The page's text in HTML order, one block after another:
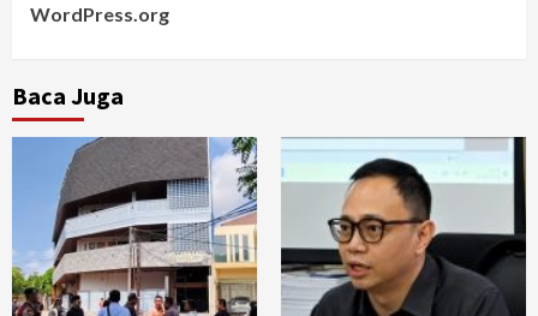
WordPress.org
Baca Juga